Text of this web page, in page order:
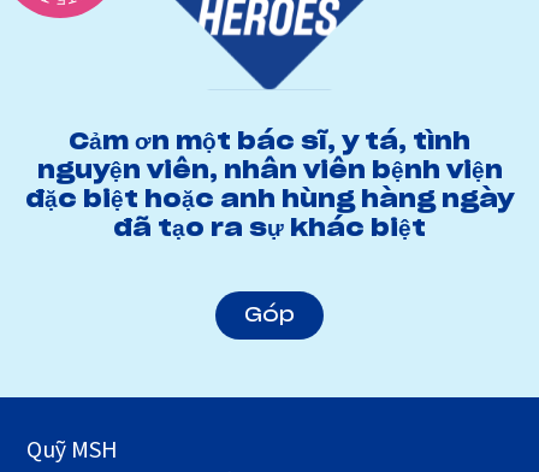
Cảm ơn một bác sĩ, y tá, tình
nguyện viên, nhân viên bệnh viện
đặc biệt hoặc anh hùng hàng ngày
đã tạo ra sự khác biệt
Góp
Quỹ MSH